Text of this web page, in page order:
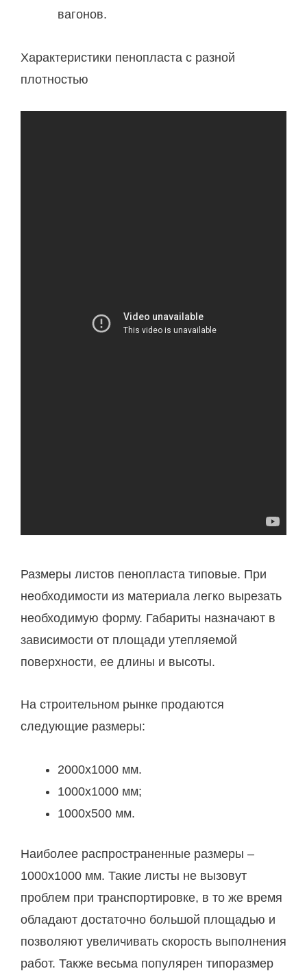
вагонов.
Характеристики пенопласта с разной
плотностью
Размеры листов пенопласта типовые. При
необходимости из материала легко вырезать
необходимую форму. Габариты назначают в
зависимости от площади утепляемой
поверхности, ее длины и высоты.
На строительном рынке продаются
следующие размеры:
2000х1000 мм.
1000х1000 мм;
1000х500 мм.
Наиболее распространенные размеры –
1000х1000 мм. Такие листы не вызовут
проблем при транспортировке, в то же время
обладают достаточно большой площадью и
позволяют увеличивать скорость выполнения
работ. Также весьма популярен типоразмер